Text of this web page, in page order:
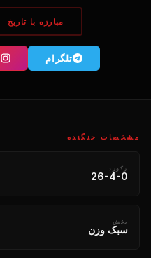
مبارزه با تاریخ
تلگرام
مشخصات جنگنده
رکورد
26-4-0
بخش
سبک وزن